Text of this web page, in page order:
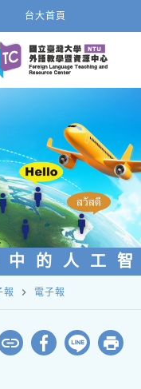
台大首頁
的人工
報 navigate_next 電子報